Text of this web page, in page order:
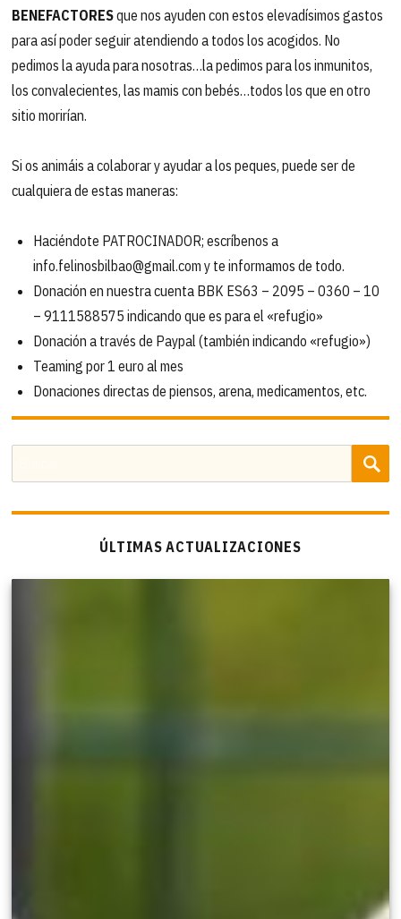
BENEFACTORESque nos ayuden con estos elevadísimos gastos
para así poder seguir atendiendo a todos los acogidos. No
pedimos la ayuda para nosotras…la pedimos para los inmunitos,
los convalecientes, las mamis con bebés…todos los que en otro
sitio morirían.
Si os animáis a colaborar y ayudar a los peques, puede ser de
cualquiera de estas maneras:
Haciéndote PATROCINADOR; escríbenos a
info.felinosbilbao@gmail.com y te informamos de todo.
Donación en nuestra cuenta BBK ES63 – 2095 – 0360 – 10
– 9111588575 indicando que es para el «refugio»
Donación a través de Paypal (también indicando «refugio»)
Teaming por 1 euro al mes
Donaciones directas de piensos, arena, medicamentos, etc.
por:
ÚLTIMAS ACTUALIZACIONES